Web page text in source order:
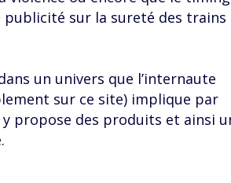
sur la sureté des trains
un univers que l’internaute
sur ce site) implique par
propose des produits et ainsi